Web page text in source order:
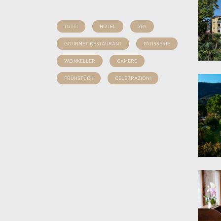
TUTTI HOTEL SPA
GOURMET RESTAURANT PÂTISSERIE
WEINKELLER CAMERE
FRÜHSTÜCK CELEBRAZIONI